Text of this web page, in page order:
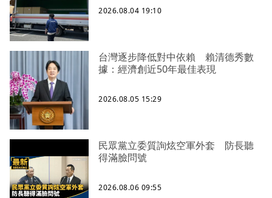
2026.08.04 19:10
台灣逐步降低對中依賴 賴清德秀數
據：經濟創近50年最佳表現
2026.08.05 15:29
民眾黨立委質詢炫空軍外套 防長聽
得滿臉問號
2026.08.06 09:55